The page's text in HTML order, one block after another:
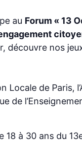
au Forum « 13
découvre nos
de Paris,
de
à 30 ans du